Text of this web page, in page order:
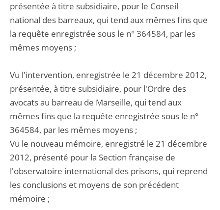
présentée à titre subsidiaire, pour le Conseil
national des barreaux, qui tend aux mêmes fins que
la requête enregistrée sous le n° 364584, par les
mêmes moyens ;
Vu l'intervention, enregistrée le 21 décembre 2012,
présentée, à titre subsidiaire, pour l'Ordre des
avocats au barreau de Marseille, qui tend aux
mêmes fins que la requête enregistrée sous le n°
364584, par les mêmes moyens ;
Vu le nouveau mémoire, enregistré le 21 décembre
2012, présenté pour la Section française de
l'observatoire international des prisons, qui reprend
les conclusions et moyens de son précédent
mémoire ;